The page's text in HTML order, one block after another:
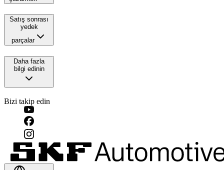
Satış sonrası
yedek
parçalar
Daha fazla
bilgi edinin
Bizi takip edin